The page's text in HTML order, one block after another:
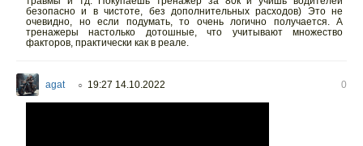
безопасно и в чистоте, без дополнительных расходов) Это не
очевидно, но если подумать, то очень логично получается. А
тренажеры настолько дотошные, что учитывают множество
факторов, практически как в реале.
agat ○ 19:27 14.10.2022 0